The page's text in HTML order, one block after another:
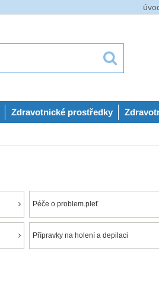
Zdravotnické prostředky
Péče o problem.pleť
Přípravky na holení a depilaci